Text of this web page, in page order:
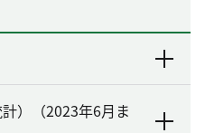
）（2023年6月ま